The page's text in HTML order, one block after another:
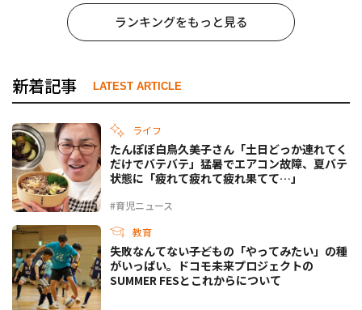
ランキングをもっと見る
新着記事 LATEST ARTICLE
ライフ
#育児ニュース
たんぽぽ白鳥久美子さん「土日どっか連れてく
だけでバテバテ」猛暑でエアコン故障、夏バテ
状態に「疲れて疲れて疲れ果てて…」
教育
失敗なんてない――子どもの「やってみたい」の種
がいっぱい。ドコモ未来プロジェクトの
SUMMER FESとこれからについて